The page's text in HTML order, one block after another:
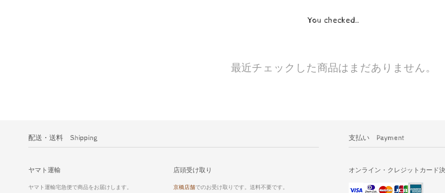
You checked..
最近チェックした商品はまだありません。
配送・送料 Shipping
ヤマト運輸
ヤマト運輸宅急便で商品をお届けします。
店頭受け取り
京橋店舗でのお受け取りです。送料不要です。
支払い Payment
オンライン・クレジットカード